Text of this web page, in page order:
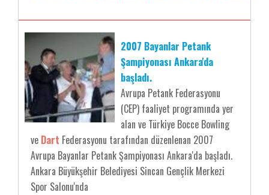
2007 Bayanlar Petank
Şampiyonası Ankara'da
başladı.
Avrupa Petank Federasyonu
(CEP) faaliyet programında yer
alan ve Türkiye Bocce Bowling
ve Dart Federasyonu tarafından düzenlenan 2007
Avrupa Bayanlar Petank Şampiyonası Ankara'da başladı.
Ankara Büyükşehir Belediyesi Sincan Gençlik Merkezi
Spor Salonu'nda